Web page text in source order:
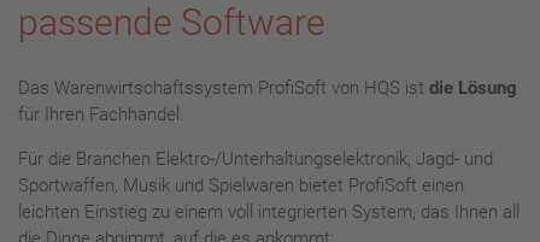
passende Software
Das Warenwirtschaftssystem ProfiSoft von HQS ist die Lösung
für Ihren Fachhandel.
Für die Branchen Elektro-/Unterhaltungselektronik, Jagd- und
Sportwaffen, Musik und Spielwaren bietet ProfiSoft einen
leichten Einstieg zu einem voll integrierten System, das Ihnen all